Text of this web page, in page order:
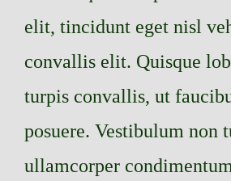
elit, tincidunt eget nisl
convallis elit. Quisque
turpis convallis, ut
posuere. Vestibulum non
ullamcorper